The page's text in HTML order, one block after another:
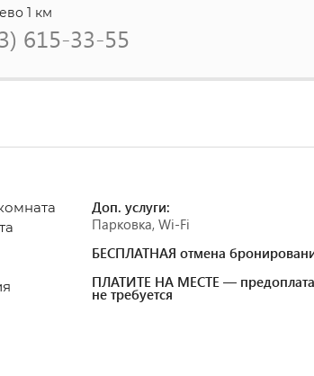
1 км
615-33-55
Доп. услуги:
Парковка, Wi-Fi
БЕСПЛАТНАЯ отмена
ПЛАТИТЕ НА МЕСТЕ — предоплата
не требуется